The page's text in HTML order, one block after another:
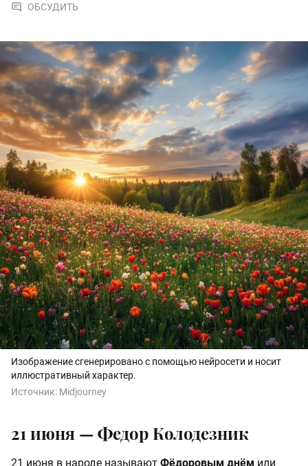
ОБСУДИТЬ
Изображение сгенерировано с помощью нейросети и носит
иллюстративный характер.
Источник: Midjourney
21 июня —Федор Колодезник
21 июня в народе называют Фёдоровым днём или